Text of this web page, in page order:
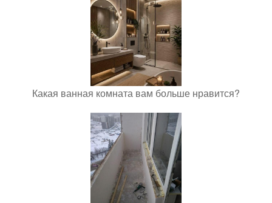
Какая ванная комната вам больше нравится?